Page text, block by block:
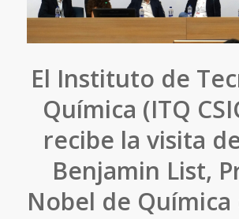
El Instituto de
Química (ITQ
recibe la visita
Benjamin List,
Nobel de Química